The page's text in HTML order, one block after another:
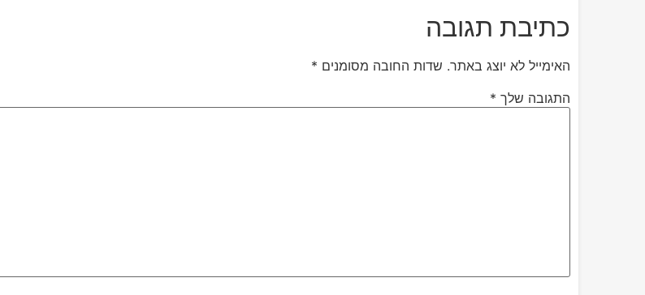
כתיבת תגובה
האימייל לא יוצג באתר. שדות החובה מסומנים *
התגובה שלך *